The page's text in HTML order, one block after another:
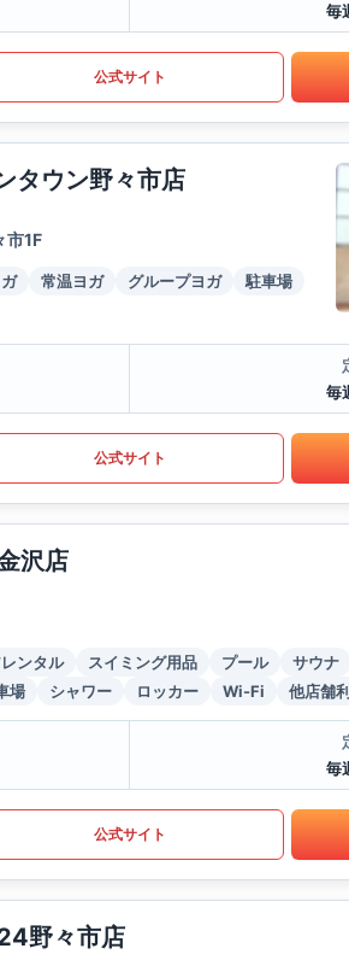
毎
公式サイト
タウン野々市店
市1F
常温ヨガ グループヨガ
駐車場
毎
公式サイト
沢店
ンタル スイミング用品 プール サウナ
場 シャワー ロッカー Wi-Fi 他店舗
毎
公式サイト
野々市店